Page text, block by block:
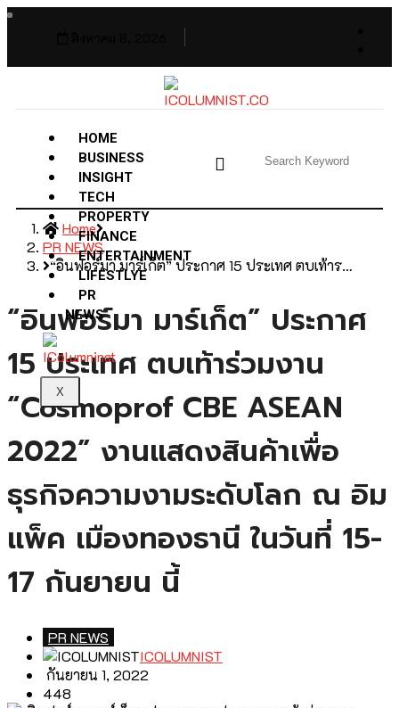
HOME
BUSINESS
INSIGHT
TECH
PROPERTY
FINANCE
ENTERTAINMENT
LIFESTLYE
PR
NEWS
X
Home
PR NEWS
“อินฟอร์มา มาร์เก็ต” ประกาศ 15 ประเทศ ตบเท้าร…
“อินฟอร์มา มาร์เก็ต” ประกาศ
15 ประเทศ ตบเท้าร่วมงาน
“Cosmoprof CBE ASEAN
2022” งานแสดงสินค้าเพื่อ
ธุรกิจความงามระดับโลก ณ อิม
แพ็ค เมืองทองธานี ในวันที่ 15-
17 กันยายน นี้
PR NEWS
ICOLUMNIST
กันยายน 1, 2022
448